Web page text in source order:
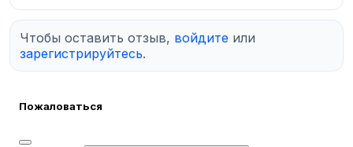
Чтобы оставить отзыв, войдите или
зарегистрируйтесь.
Пожаловаться